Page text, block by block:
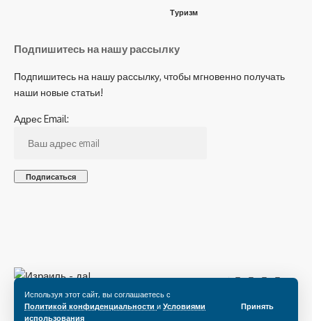
Используя этот сайт, вы соглашаетесь с
Политикой конфиденциальности и Условиями
использования
Принять
Туризм
Подпишитесь на нашу рассылку
Подпишитесь на нашу рассылку, чтобы мгновенно получать
наши новые статьи!
Адрес Email:
Подпишитесь на нас